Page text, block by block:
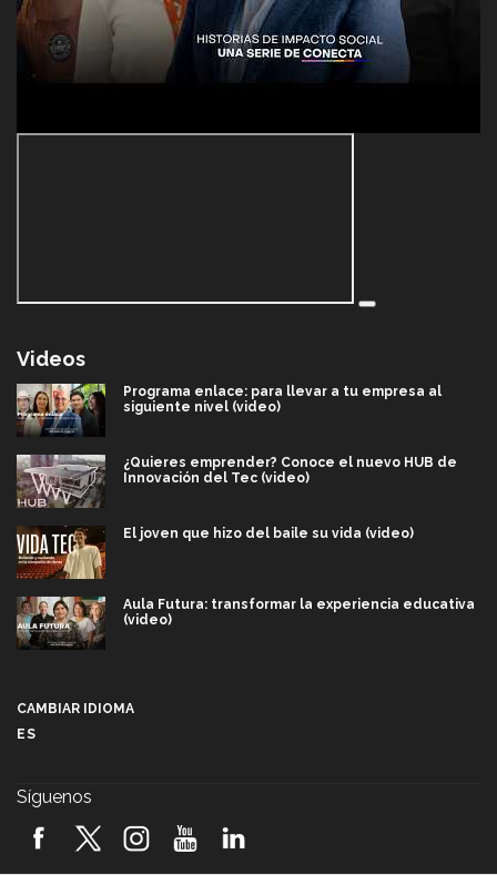
Videos
Programa enlace: para llevar a tu empresa al
siguiente nivel (video)
¿Quieres emprender? Conoce el nuevo HUB de
Innovación del Tec (video)
El joven que hizo del baile su vida (video)
Aula Futura: transformar la experiencia educativa
(video)
2026! (video)
CAMBIAR IDIOMA
ES
Síguenos